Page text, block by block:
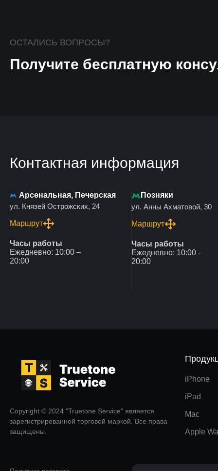
ОСТАЛИСЬ ВОПРОСЫ?
Получите бесплатную
Контактная информация
Арсенальная, Печерская
ул. Князей Острожских, 24
Маршрут
Часы работы
Ежедневно: 10:00 –
20:00
Позняки
ул. Анны Ахматовой, 30
Маршрут
Часы работы
Ежедневно: 10:00 -
20:00
Copyright © 2024 "Truetone Service" является
зарегистрированной торговой маркой. Все права
защищены.
iPhone
iPad
Mac
Apple